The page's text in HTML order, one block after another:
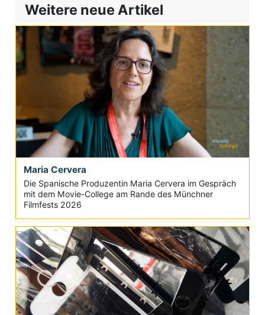
Weitere neue Artikel
Maria Cervera
Die Spanische Produzentin Maria Cervera im Gespräch
mit dem Movie-College am Rande des Münchner
Filmfests 2026